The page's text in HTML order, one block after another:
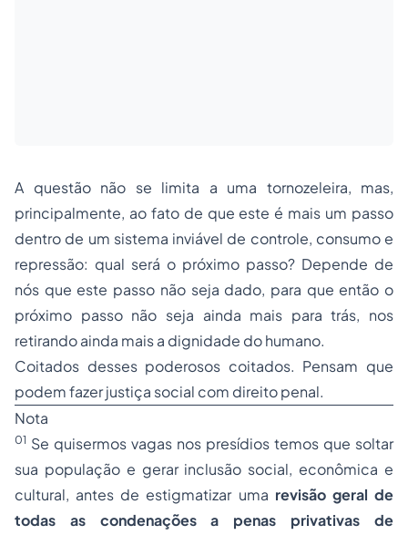
A questão não se limita a uma tornozeleira, mas,
principalmente, ao fato de que este é mais um passo
dentro de um sistema inviável de controle, consumo e
repressão: qual será o próximo passo? Depende de
nós que este passo não seja dado, para que então o
próximo passo não seja ainda mais para trás, nos
retirando ainda mais a dignidade do humano.
Coitados desses poderosos coitados. Pensam que
podem fazer justiça social com direito penal.
Nota
01 Se quisermos vagas nos presídios temos que soltar
sua população e gerar inclusão social, econômica e
cultural, antes de estigmatizar uma revisão geral de
todas as condenações a penas privativas de